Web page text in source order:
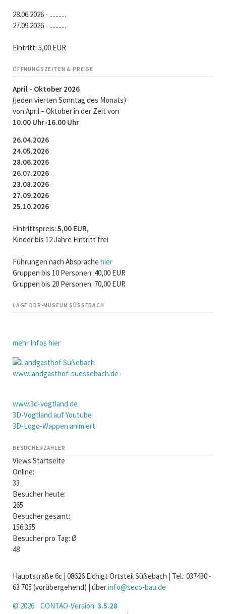
28.06.2026 - ...........
27.09.2026 - ...........
Eintritt: 5,00 EUR
ÖFFNUNGSZEITEN & PREISE
April - Oktober 2026
(jeden vierten Sonntag des Monats)
von April – Oktober in der Zeit von
10.00 Uhr-16.00 Uhr
26.04.2026
24.05.2026
28.06.2026
26.07.2026
23.08.2026
27.09.2026
25.10.2026
Eintrittspreis: 5,00 EUR,
Kinder bis 12 Jahre Eintritt frei
Führungen nach Absprache hier
Gruppen bis 10 Personen: 40,00 EUR
Gruppen bis 20 Personen: 70,00 EUR
LAGE DDR-MUSEUM SÜSSEBACH
mehr Infos hier
www.landgasthof-suessebach.de
www.3d-vogtland.de
3D-Vogtland auf Youtube
3D-Logo-Wappen animiert
BESUCHERZÄHLER
Views Startseite
Online:
33
Besucher heute:
265
Besucher gesamt:
156.355
Besucher pro Tag: Ø
48
Hauptstraße 6c | 08626 Eichigt Ortsteil Süßebach | Tel.: 037430 -
63 705 (vorübergehend) | überinfo@seco-bau.de
© 2026 CONTAO-Version: 3.5.28